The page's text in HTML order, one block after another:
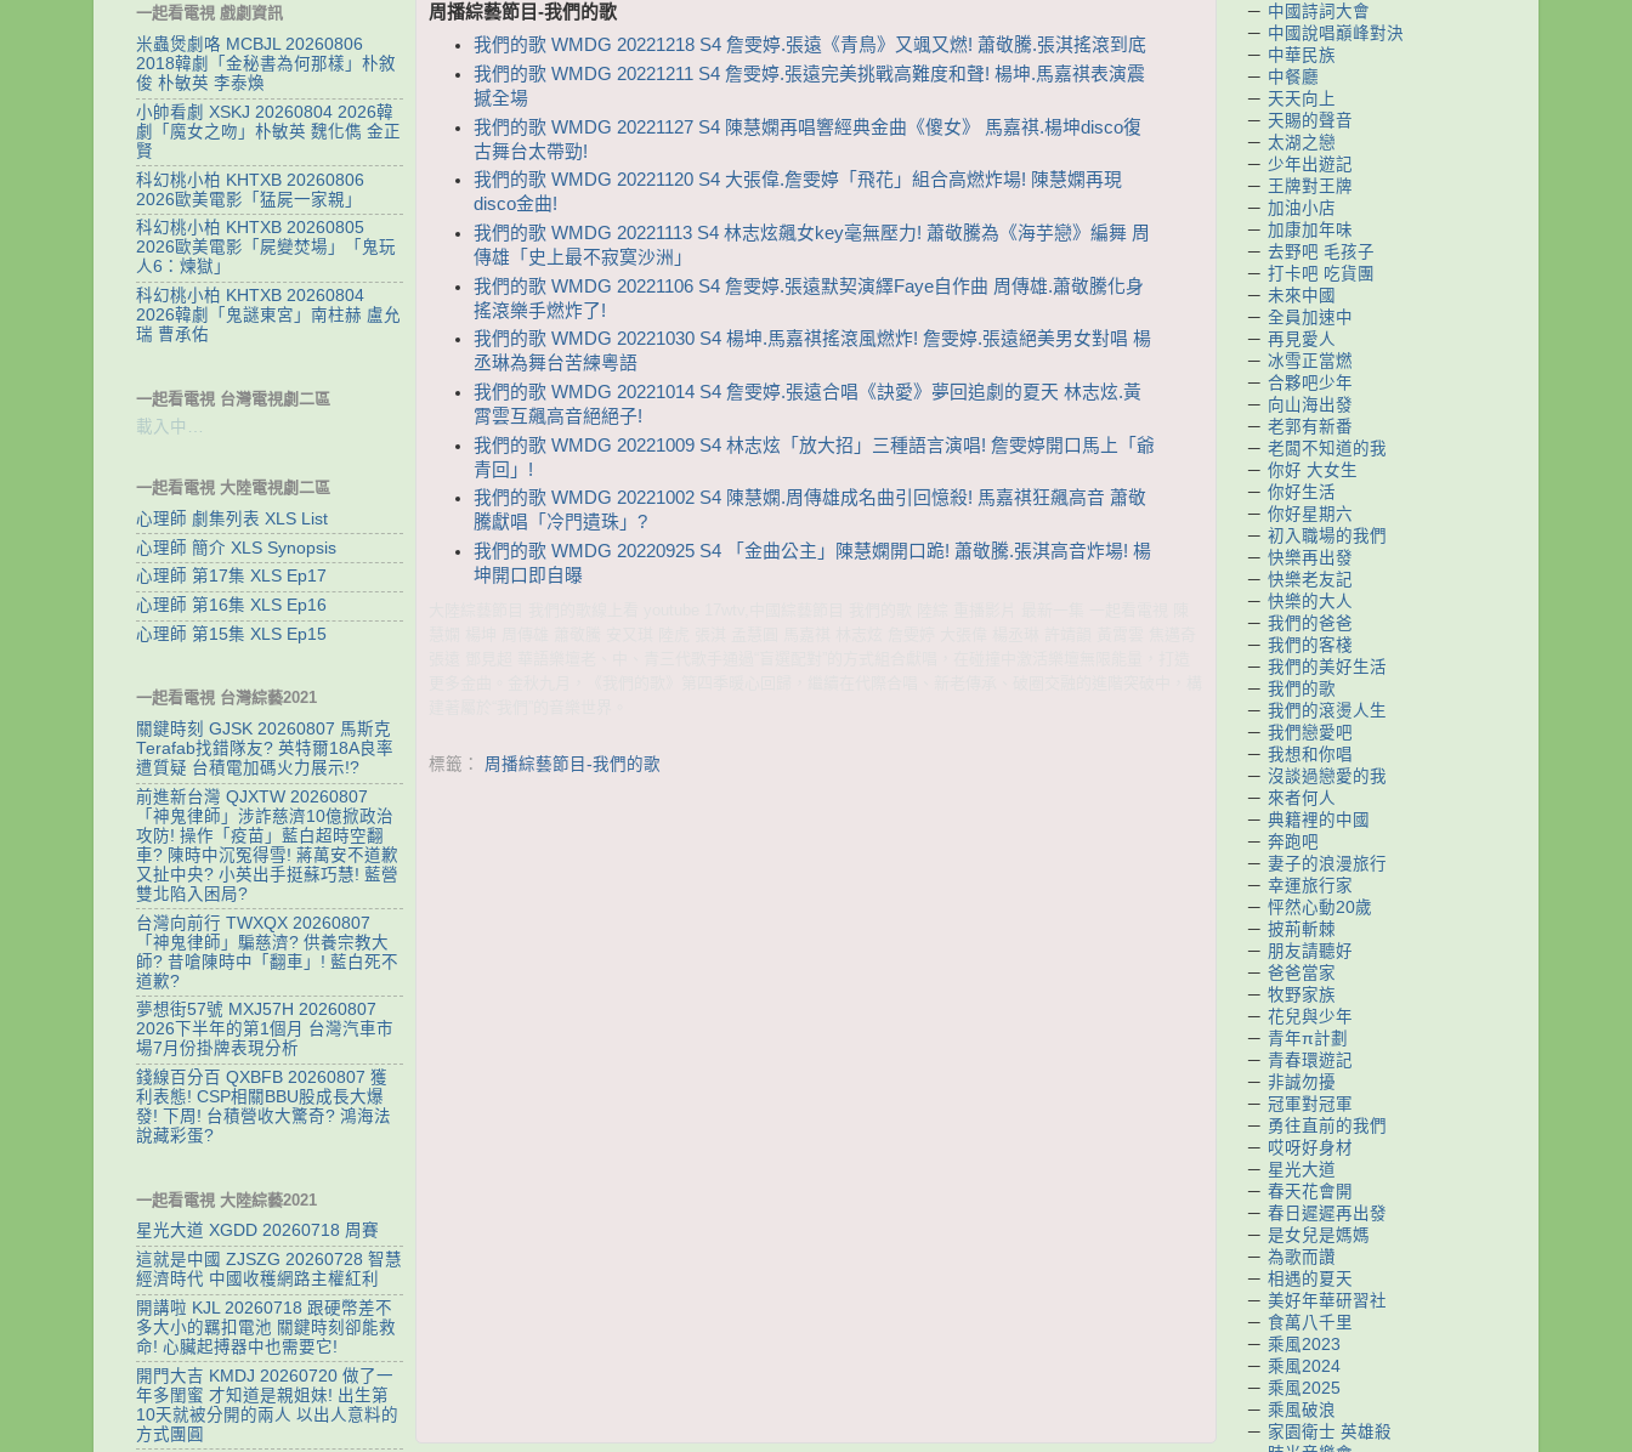
周播綜藝節目-我們的歌
我們的歌 WMDG 20221218 S4 詹雯婷.張遠《青鳥》又颯又燃! 蕭敬騰.張淇搖滾到底
我們的歌 WMDG 20221211 S4 詹雯婷.張遠完美挑戰高難度和聲! 楊坤.馬嘉祺表演震
撼全場
我們的歌 WMDG 20221127 S4 陳慧嫻再唱響經典金曲《傻女》 馬嘉祺.楊坤disco復
古舞台太帶勁!
我們的歌 WMDG 20221120 S4 大張偉.詹雯婷「飛花」組合高燃炸場! 陳慧嫻再現
disco金曲!
我們的歌 WMDG 20221113 S4 林志炫飆女key毫無壓力! 蕭敬騰為《海芋戀》編舞 周
傳雄「史上最不寂寞沙洲」
我們的歌 WMDG 20221106 S4 詹雯婷.張遠默契演繹Faye自作曲 周傳雄.蕭敬騰化身
搖滾樂手燃炸了!
我們的歌 WMDG 20221030 S4 楊坤.馬嘉祺搖滾風燃炸! 詹雯婷.張遠絕美男女對唱 楊
丞琳為舞台苦練粵語
我們的歌 WMDG 20221014 S4 詹雯婷.張遠合唱《訣愛》夢回追劇的夏天 林志炫.黃
霄雲互飆高音絕絕子!
我們的歌 WMDG 20221009 S4 林志炫「放大招」三種語言演唱! 詹雯婷開口馬上「爺
青回」!
我們的歌 WMDG 20221002 S4 陳慧嫻.周傳雄成名曲引回憶殺! 馬嘉祺狂飆高音 蕭敬
騰獻唱「冷門遺珠」?
我們的歌 WMDG 20220925 S4 「金曲公主」陳慧嫻開口跪! 蕭敬騰.張淇高音炸場! 楊
坤開口即自曝
標籤： 周播綜藝節目-我們的歌
一起看電視 戲劇資訊
米蟲煲劇咯 MCBJL 20260806
2018韓劇「金秘書為何那樣」朴敘
俊 朴敏英 李泰煥
小帥看劇 XSKJ 20260804 2026韓
劇「魔女之吻」朴敏英 魏化儁 金正
賢
科幻桃小柏 KHTXB 20260806
2026歐美電影「猛屍一家親」
科幻桃小柏 KHTXB 20260805
2026歐美電影「屍變焚場」「鬼玩
人6：煉獄」
科幻桃小柏 KHTXB 20260804
2026韓劇「鬼謎東宮」南柱赫 盧允
瑞 曹承佑
一起看電視 台灣電視劇二區
載入中…
一起看電視 大陸電視劇二區
心理師 劇集列表 XLS List
心理師 簡介 XLS Synopsis
心理師 第17集 XLS Ep17
心理師 第16集 XLS Ep16
心理師 第15集 XLS Ep15
一起看電視 台灣綜藝2021
關鍵時刻 GJSK 20260807 馬斯克
Terafab找錯隊友? 英特爾18A良率
遭質疑 台積電加碼火力展示!?
前進新台灣 QJXTW 20260807
「神鬼律師」涉詐慈濟10億掀政治
攻防! 操作「疫苗」藍白超時空翻
車? 陳時中沉冤得雪! 蔣萬安不道歉
又扯中央? 小英出手挺蘇巧慧! 藍營
雙北陷入困局?
台灣向前行 TWXQX 20260807
「神鬼律師」騙慈濟? 供養宗教大
師? 昔嗆陳時中「翻車」! 藍白死不
道歉?
夢想街57號 MXJ57H 20260807
2026下半年的第1個月 台灣汽車市
場7月份掛牌表現分析
錢線百分百 QXBFB 20260807 獲
利表態! CSP相關BBU股成長大爆
發! 下周! 台積營收大驚奇? 鴻海法
說藏彩蛋?
一起看電視 大陸綜藝2021
星光大道 XGDD 20260718 周賽
這就是中國 ZJSZG 20260728 智慧
經濟時代 中國收穫網路主權紅利
開講啦 KJL 20260718 跟硬幣差不
多大小的羈扣電池 關鍵時刻卻能救
命! 心臟起搏器中也需要它!
開門大吉 KMDJ 20260720 做了一
年多閨蜜 才知道是親姐妹! 出生第
10天就被分開的兩人 以出人意料的
方式團圓
－ 中國詩詞大會
－ 中國說唱巔峰對決
－ 中華民族
－ 中餐廳
－ 天天向上
－ 天賜的聲音
－ 太湖之戀
－ 少年出遊記
－ 王牌對王牌
－ 加油小店
－ 加康加年味
－ 去野吧 毛孩子
－ 打卡吧 吃貨團
－ 未來中國
－ 全員加速中
－ 再見愛人
－ 冰雪正當燃
－ 合夥吧少年
－ 向山海出發
－ 老郭有新番
－ 老闆不知道的我
－ 你好 大女生
－ 你好生活
－ 你好星期六
－ 初入職場的我們
－ 快樂再出發
－ 快樂老友記
－ 快樂的大人
－ 我們的爸爸
－ 我們的客棧
－ 我們的美好生活
－ 我們的歌
－ 我們的滾燙人生
－ 我們戀愛吧
－ 我想和你唱
－ 沒談過戀愛的我
－ 來者何人
－ 典籍裡的中國
－ 奔跑吧
－ 妻子的浪漫旅行
－ 幸運旅行家
－ 怦然心動20歲
－ 披荊斬棘
－ 朋友請聽好
－ 爸爸當家
－ 牧野家族
－ 花兒與少年
－ 青年π計劃
－ 青春環遊記
－ 非誠勿擾
－ 冠軍對冠軍
－ 勇往直前的我們
－ 哎呀好身材
－ 星光大道
－ 春天花會開
－ 春日遲遲再出發
－ 是女兒是媽媽
－ 為歌而讚
－ 相遇的夏天
－ 美好年華研習社
－ 食萬八千里
－ 乘風2023
－ 乘風2024
－ 乘風2025
－ 乘風破浪
－ 家園衛士 英雄殺